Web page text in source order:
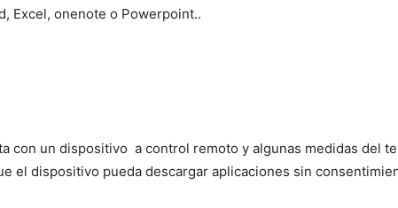
Excel, onenote o Powerpoint..
con un dispositivo a control remoto y algunas medidas del
el dispositivo pueda descargar aplicaciones sin